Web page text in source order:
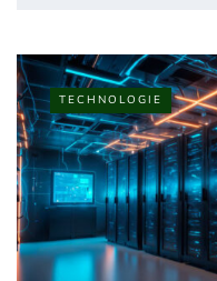
TECHNOLOGIE